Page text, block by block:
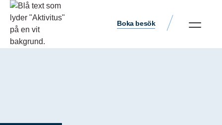
Boka besök